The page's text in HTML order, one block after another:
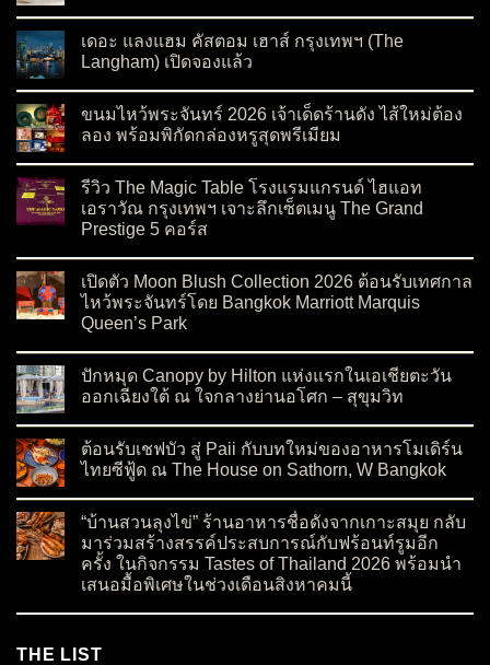
เดอะ แลงแฮม คัสตอม เฮาส์ กรุงเทพฯ (The
Langham) เปิดจองแล้ว
ขนมไหว้พระจันทร์ 2026 เจ้าเด็ดร้านดัง ไส้ใหม่ต้อง
ลอง พร้อมพิกัดกล่องหรูสุดพรีเมียม
รีวิว The Magic Table โรงแรมแกรนด์ ไฮแอท
เอราวัณ กรุงเทพฯ เจาะลึกเซ็ตเมนู The Grand
Prestige 5 คอร์ส
เปิดตัว Moon Blush Collection 2026 ต้อนรับเทศกาล
ไหว้พระจันทร์โดย Bangkok Marriott Marquis
Queen’s Park
ปักหมุด Canopy by Hilton แห่งแรกในเอเชียตะวัน
ออกเฉียงใต้ ณ ใจกลางย่านอโศก – สุขุมวิท
ต้อนรับเชฟบัว สู่ Paii กับบทใหม่ของอาหารโมเดิร์น
ไทยซีฟู้ด ณ The House on Sathorn, W Bangkok
“บ้านสวนลุงไข่” ร้านอาหารชื่อดังจากเกาะสมุย กลับ
มาร่วมสร้างสรรค์ประสบการณ์กับฟร้อนท์รูมอีก
ครั้ง ในกิจกรรม Tastes of Thailand 2026 พร้อมนำ
เสนอมื้อพิเศษในช่วงเดือนสิงหาคมนี้
THE LIST